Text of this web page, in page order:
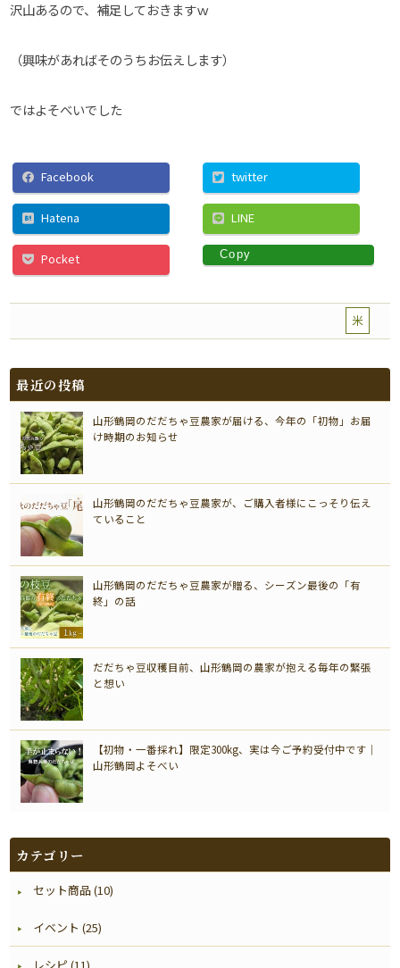
沢山あるので、補足しておきますｗ
（興味があればそのうちお伝えします）
ではよそべいでした
Facebook twitter
Hatena LINE
Pocket Copy
米
最近の投稿
山形鶴岡のだだちゃ豆農家が届ける、今年の「初物」お届
け時期のお知らせ
山形鶴岡のだだちゃ豆農家が、ご購入者様にこっそり伝え
ていること
山形鶴岡のだだちゃ豆農家が贈る、シーズン最後の「有
終」の話
だだちゃ豆収穫目前、山形鶴岡の農家が抱える毎年の緊張
と想い
【初物・一番採れ】限定300kg、実は今ご予約受付中です｜
山形鶴岡よそべい
カテゴリー
セット商品 (10)
イベント (25)
レシピ (11)